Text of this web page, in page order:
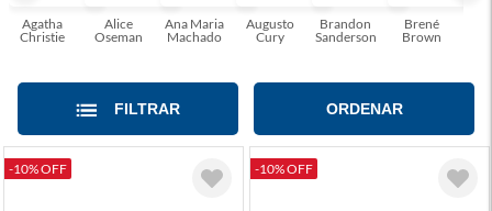
Agatha
Christie
Alice
Oseman
Ana Maria
Machado
Augusto
Cury
Brandon
Sanderson
Brené
Brown
FILTRAR ORDENAR
-10% OFF -10% OFF